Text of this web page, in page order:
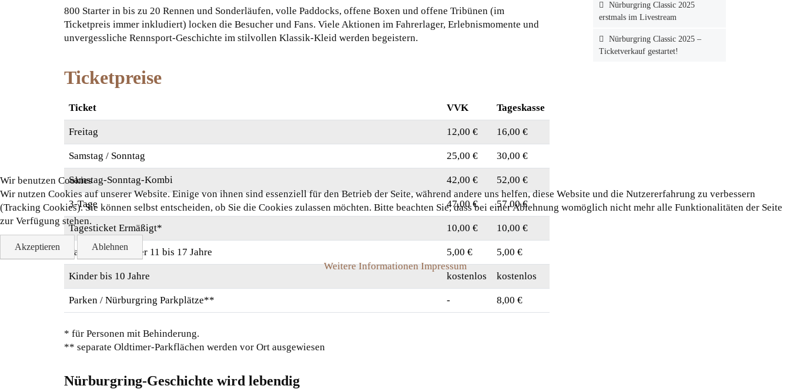
800 Starter in bis zu 20 Rennen und Sonderläufen, volle Paddocks, offene Boxen und offene Tribünen (im
Ticketpreis immer inkludiert) locken die Besucher und Fans. Viele Aktionen im Fahrerlager, Erlebnismomente und
unvergessliche Rennsport-Geschichte im stilvollen Klassik-Kleid werden begeistern.
Ticketpreise
Ticket VVK Tageskasse
Freitag 12,00 € 16,00 €
Samstag / Sonntag 25,00 € 30,00 €
Samstag-Sonntag-Kombi 42,00 € 52,00 €
3-Tage 47,00 € 57,00 €
Tagesticket Ermäßigt* 10,00 € 10,00 €
Tagesticket Kinder 11 bis 17 Jahre 5,00 € 5,00 €
Kinder bis 10 Jahre kostenlos kostenlos
Parken / Nürburgring Parkplätze** - 8,00 €
* für Personen mit Behinderung.
** separate Oldtimer-Parkflächen werden vor Ort ausgewiesen
Nürburgring-Geschichte wird lebendig
Nürburgring Classic 2025
erstmals im Livestream
Nürburgring Classic 2025 –
Ticketverkauf gestartet!
Wir benutzen Cookies
Wir nutzen Cookies auf unserer Website. Einige von ihnen sind essenziell für den Betrieb der Seite, während andere uns helfen, diese Website und die Nutzererfahrung zu verbessern
(Tracking Cookies). Sie können selbst entscheiden, ob Sie die Cookies zulassen möchten. Bitte beachten Sie, dass bei einer Ablehnung womöglich nicht mehr alle Funktionalitäten der Seite
zur Verfügung stehen.
Akzeptieren Ablehnen
Weitere Informationen Impressum